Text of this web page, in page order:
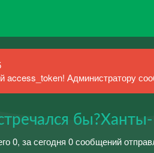
access_token! Администратору
0, за сегодня 0 сообщений